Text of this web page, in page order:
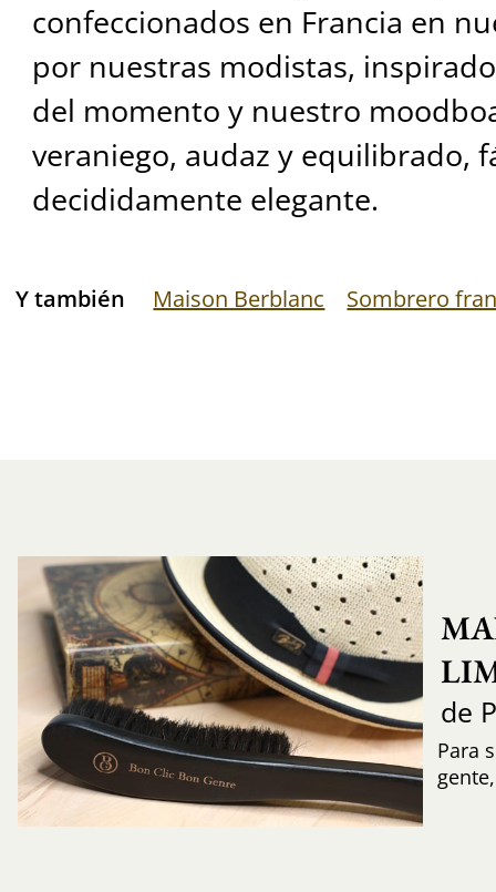
confeccionados en Francia en
por nuestras modistas,
del momento y nuestro
veraniego, audaz y equilibrado,
decididamente elegante.
Y también Maison Berblanc Sombrero
de
Para